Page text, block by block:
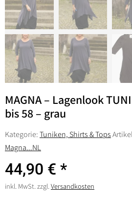
MAGNA – Lagenlook
bis 58 – grau
Kategorie:Tuniken, Shirts & Tops
Magna...NL
44,90 €
inkl. MwSt.zzgl.Versandkosten